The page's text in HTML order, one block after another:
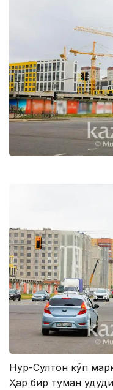
Нур-Султон кўп
Ҳар бир туман